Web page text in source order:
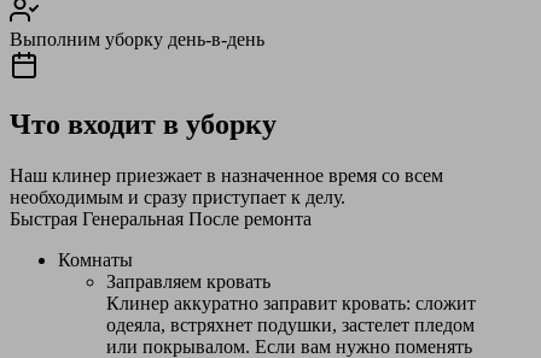
Выполним уборку день-в-день
Что входит в уборку
Наш клинер приезжает в назначенное время со всем
необходимым и сразу приступает к делу.
Быстрая Генеральная После ремонта
Комнаты
Заправляем кровать
Клинер аккуратно заправит кровать: сложит
одеяла, встряхнет подушки, застелет пледом
или покрывалом. Если вам нужно поменять